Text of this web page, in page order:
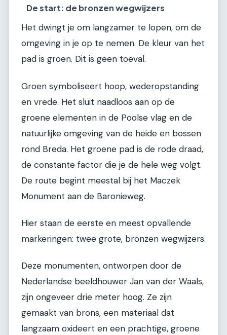
De start: de bronzen wegwijzers
Het dwingt je om langzamer te lopen, om de
omgeving in je op te nemen. De kleur van het
pad is groen. Dit is geen toeval.
Groen symboliseert hoop, wederopstanding
en vrede. Het sluit naadloos aan op de
groene elementen in de Poolse vlag en de
natuurlijke omgeving van de heide en bossen
rond Breda. Het groene pad is de rode draad,
de constante factor die je de hele weg volgt.
De route begint meestal bij het Maczek
Monument aan de Baronieweg.
Hier staan de eerste en meest opvallende
markeringen: twee grote, bronzen wegwijzers.
Deze monumenten, ontworpen door de
Nederlandse beeldhouwer Jan van der Waals,
zijn ongeveer drie meter hoog. Ze zijn
gemaakt van brons, een materiaal dat
langzaam oxideert en een prachtige, groene